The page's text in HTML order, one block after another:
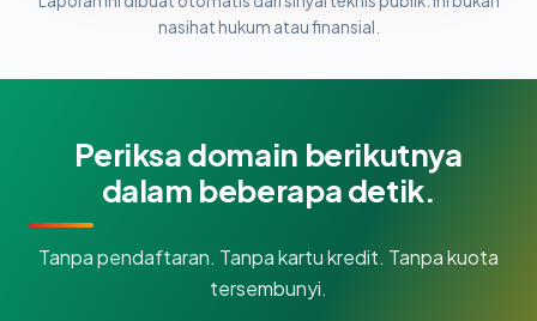
nasihat hukum atau finansial.
Periksa domain berikutnya
dalam beberapa detik.
Tanpa pendaftaran. Tanpa kartu kredit. Tanpa kuota
tersembunyi.